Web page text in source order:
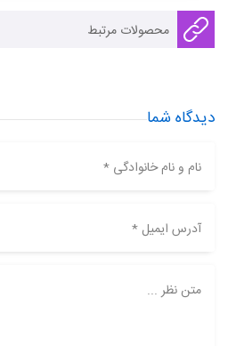
محصولات مرتبط
دیدگاه شما
نام و نام خانوادگی *
آدرس ایمیل *
متن نظر ...